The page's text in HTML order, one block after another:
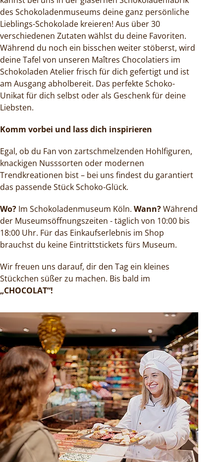
des Schokoladenmuseums deine ganz persönliche
Lieblings-Schokolade kreieren! Aus über 30
verschiedenen Zutaten wählst du deine Favoriten.
Während du noch ein bisschen weiter stöberst, wird
deine Tafel von unseren Maîtres Chocolatiers im
Schokoladen Atelier frisch für dich gefertigt und ist
am Ausgang abholbereit. Das perfekte Schoko-
Unikat für dich selbst oder als Geschenk für deine
Liebsten.
Komm vorbei und lass dich inspirieren
Egal, ob du Fan von zartschmelzenden Hohlfiguren,
knackigen Nusssorten oder modernen
Trendkreationen bist – bei uns findest du garantiert
das passende Stück Schoko-Glück.
Wo? Im Schokoladenmuseum Köln. Wann?Während
der Museumsöffnungszeiten - täglich von 10:00 bis
18:00 Uhr. Für das Einkaufserlebnis im Shop
brauchst du keine Eintrittstickets fürs Museum.
Wir freuen uns darauf, dir den Tag ein kleines
Stückchen süßer zu machen. Bis bald im
„CHOCOLAT“!